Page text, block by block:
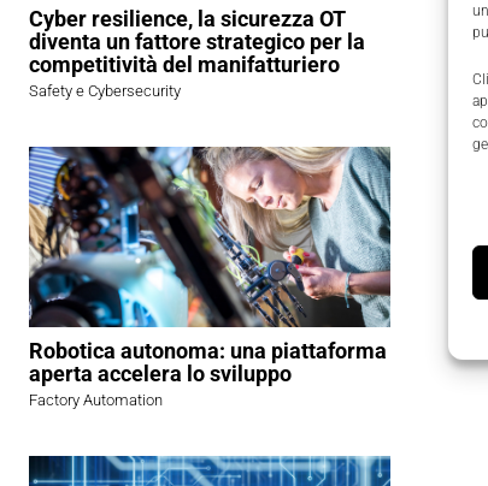
Cyber resilience, la sicurezza OT
diventa un fattore strategico per la
competitività del manifatturiero
Safety e Cybersecurity
Robotica autonoma: una piattaforma
aperta accelera lo sviluppo
Factory Automation